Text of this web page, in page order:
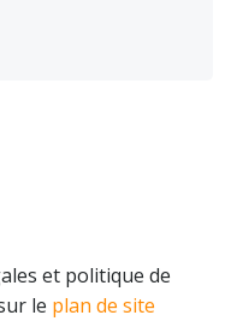
et politique de
le plan de site